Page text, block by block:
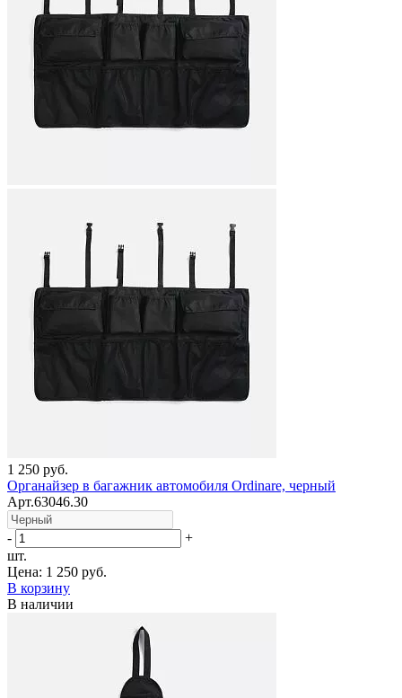
1 250 руб.
Органайзер в багажник автомобиля Ordinare, черный
Арт.63046.30
-
+
шт.
Цена: 1 250 руб.
В корзину
В наличии